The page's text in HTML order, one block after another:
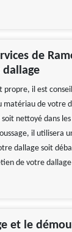
de
il est
matériau de votre
nettoyé dans
il utilisera
dallage soit
de votre
et le